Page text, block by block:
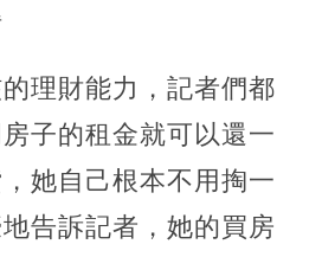
理財能力，記者們都
子的租金就可以還一
她自己根本不用掏一
告訴記者，她的買房